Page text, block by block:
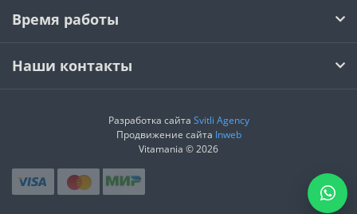
Время работы
Наши контакты
Разработка сайта Svitli Agency
Продвижение сайта Inweb
Vitamania © 2026